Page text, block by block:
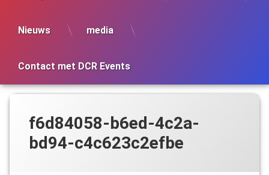
Nieuws media
Contact met DCR Events
f6d84058-b6ed-4c2a-
bd94-c4c623c2efbe